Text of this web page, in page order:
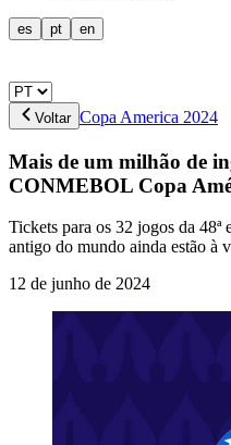
es pt en
Voltar Copa America 2024
Mais de um milhão de
CONMEBOL Copa
Tickets para os 32 jogos da 48ª
antigo do mundo ainda estão à
12 de junho de 2024